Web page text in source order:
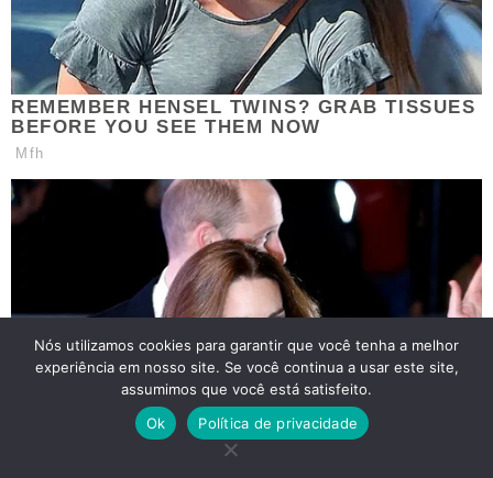
Nós utilizamos cookies para garantir que você tenha a melhor
experiência em nosso site. Se você continua a usar este site,
assumimos que você está satisfeito.
Ok
Política de privacidade